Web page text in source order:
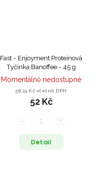
Fast - Enjoyment Proteinová
Tyčinka Banoffee - 45 g
Momentálně nedostupné
58,24 Kč včetně DPH
52 Kč
Detail